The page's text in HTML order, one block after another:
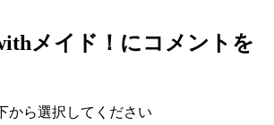
メイド！ にコメントを
から選択してください